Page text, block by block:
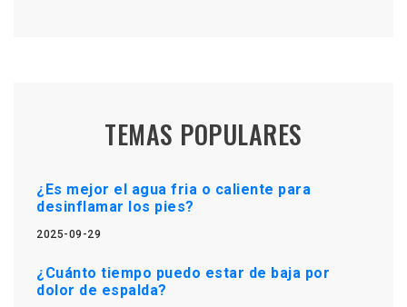
TEMAS POPULARES
¿Es mejor el agua fria o caliente para
desinflamar los pies?
2025-09-29
¿Cuánto tiempo puedo estar de baja por
dolor de espalda?